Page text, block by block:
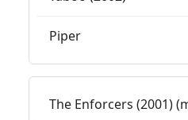
Piper
The Enforcers (2001)